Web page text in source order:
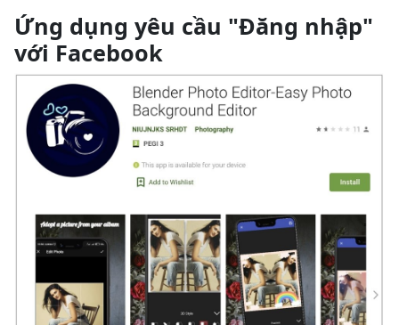
Ứng dụng yêu cầu "Đăng nhập"
với Facebook